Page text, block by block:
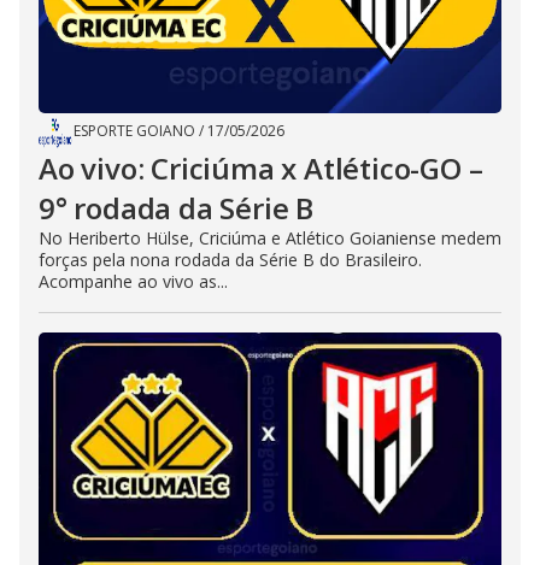
ESPORTE GOIANO / 17/05/2026
Ao vivo: Criciúma x Atlético-GO –
9° rodada da Série B
No Heriberto Hülse, Criciúma e Atlético Goianiense medem
forças pela nona rodada da Série B do Brasileiro.
Acompanhe ao vivo as...